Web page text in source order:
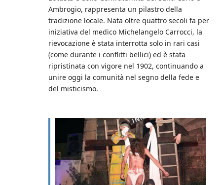
Ambrogio, rappresenta un pilastro della
tradizione locale. Nata oltre quattro secoli fa per
iniziativa del medico Michelangelo Carrocci, la
rievocazione è stata interrotta solo in rari casi
(come durante i conflitti bellici) ed è stata
ripristinata con vigore nel 1902, continuando a
unire oggi la comunità nel segno della fede e
del misticismo.